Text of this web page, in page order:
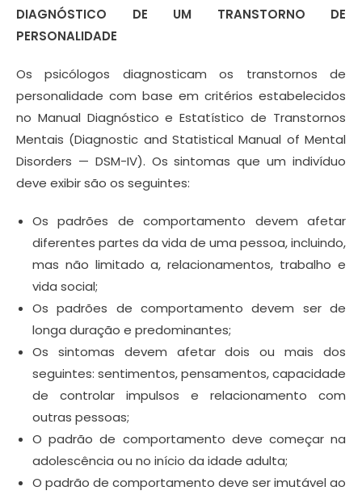
DIAGNÓSTICO DE UM TRANSTORNO DE
PERSONALIDADE
Os psicólogos diagnosticam os transtornos de
personalidade com base em critérios estabelecidos
no Manual Diagnóstico e Estatístico de Transtornos
Mentais (Diagnostic and Statistical Manual of Mental
Disorders — DSM-IV). Os sintomas que um indivíduo
deve exibir são os seguintes:
Os padrões de comportamento devem afetar
diferentes partes da vida de uma pessoa, incluindo,
mas não limitado a, relacionamentos, trabalho e
vida social;
Os padrões de comportamento devem ser de
longa duração e predominantes;
Os sintomas devem afetar dois ou mais dos
seguintes: sentimentos, pensamentos, capacidade
de controlar impulsos e relacionamento com
outras pessoas;
O padrão de comportamento deve começar na
adolescência ou no início da idade adulta;
O padrão de comportamento deve ser imutável ao